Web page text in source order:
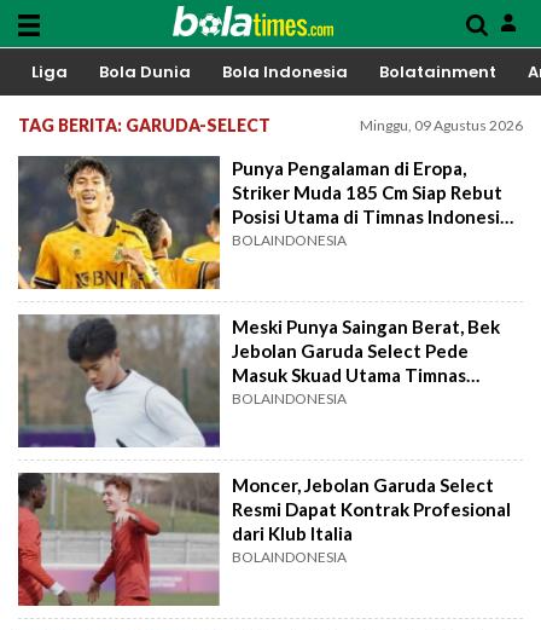
Liga Bola Dunia Bola Indonesia Bolatainment
TAG BERITA: GARUDA-SELECT Minggu, 09 Agustus 2026
Punya Pengalaman di Eropa,
Striker Muda 185 Cm Siap Rebut
Posisi Utama di Timnas Indonesia
U-23
BOLAINDONESIA
Meski Punya Saingan Berat, Bek
Jebolan Garuda Select Pede
Masuk Skuad Utama Timnas
Indonesia U-17
BOLAINDONESIA
Moncer, Jebolan Garuda Select
Resmi Dapat Kontrak Profesional
dari Klub Italia
BOLAINDONESIA